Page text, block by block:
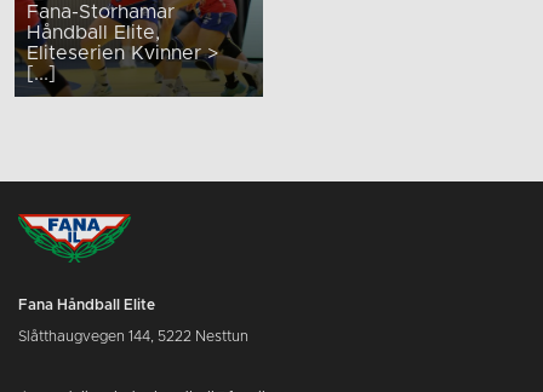
Fana-Storhamar
Håndball Elite,
Eliteserien Kvinner >
[...]
Fana Håndball Elite
Slåtthaugvegen 144, 5222 Nesttun